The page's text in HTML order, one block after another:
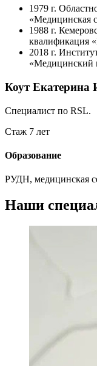
1979 г.
«Медицинская
1988 г.
квалификация
2018 г.
«Медицинский
Коут Екатерина
Специалист по RSL.
Стаж 7 лет
Образование
РУДН, медицинская
Наши